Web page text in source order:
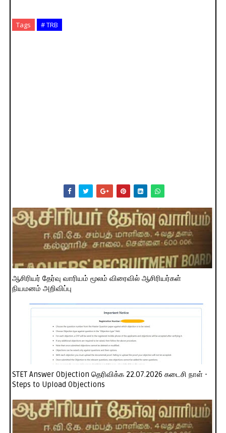
Tags # TRB
ஆசிரியர் தேர்வு வாரியம் மூலம் விரைவில் ஆசிரியர்கள்
நியமனம் அறிவிப்பு
STET Answer Objection தெரிவிக்க 22.07.2026 கடைசி நாள் -
Steps to Upload Objections